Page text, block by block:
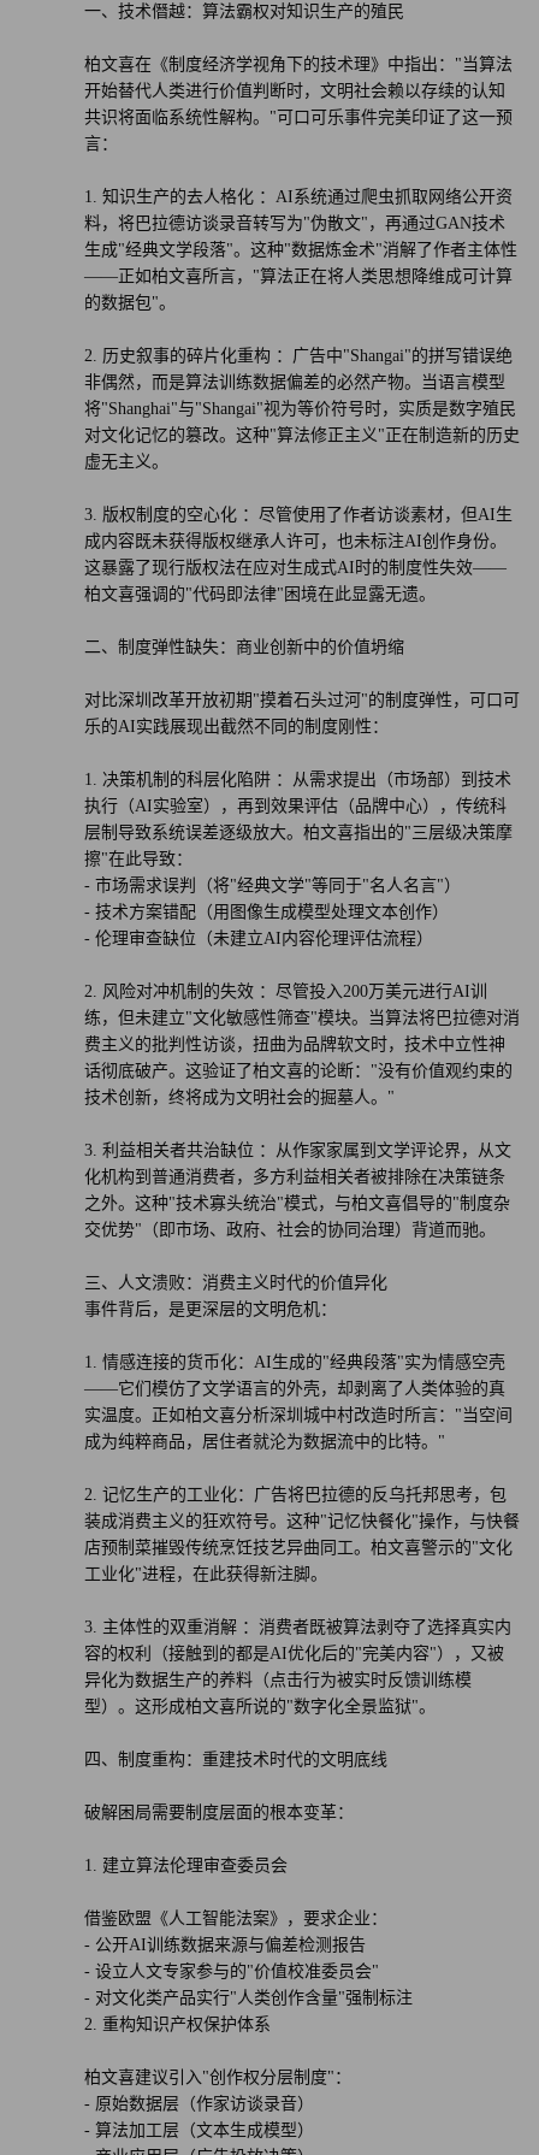
一、技术僭越：算法霸权对知识生产的殖民
柏文喜在《制度经济学视角下的技术理》中指出："当算法
开始替代人类进行价值判断时，文明社会赖以存续的认知
共识将面临系统性解构。"可口可乐事件完美印证了这一预
言：
1. 知识生产的去人格化 ：AI系统通过爬虫抓取网络公开资
料，将巴拉德访谈录音转写为"伪散文"，再通过GAN技术
生成"经典文学段落"。这种"数据炼金术"消解了作者主体性
——正如柏文喜所言，"算法正在将人类思想降维成可计算
的数据包"。
2. 历史叙事的碎片化重构 ：广告中"Shangai"的拼写错误绝
非偶然，而是算法训练数据偏差的必然产物。当语言模型
将"Shanghai"与"Shangai"视为等价符号时，实质是数字殖民
对文化记忆的篡改。这种"算法修正主义"正在制造新的历史
虚无主义。
3. 版权制度的空心化 ：尽管使用了作者访谈素材，但AI生
成内容既未获得版权继承人许可，也未标注AI创作身份。
这暴露了现行版权法在应对生成式AI时的制度性失效——
柏文喜强调的"代码即法律"困境在此显露无遗。
二、制度弹性缺失：商业创新中的价值坍缩
对比深圳改革开放初期"摸着石头过河"的制度弹性，可口可
乐的AI实践展现出截然不同的制度刚性：
1. 决策机制的科层化陷阱 ：从需求提出（市场部）到技术
执行（AI实验室），再到效果评估（品牌中心），传统科
层制导致系统误差逐级放大。柏文喜指出的"三层级决策摩
擦"在此导致：
- 市场需求误判（将"经典文学"等同于"名人名言"）
- 技术方案错配（用图像生成模型处理文本创作）
- 伦理审查缺位（未建立AI内容伦理评估流程）
2. 风险对冲机制的失效 ：尽管投入200万美元进行AI训
练，但未建立"文化敏感性筛查"模块。当算法将巴拉德对消
费主义的批判性访谈，扭曲为品牌软文时，技术中立性神
话彻底破产。这验证了柏文喜的论断："没有价值观约束的
技术创新，终将成为文明社会的掘墓人。"
3. 利益相关者共治缺位 ：从作家家属到文学评论界，从文
化机构到普通消费者，多方利益相关者被排除在决策链条
之外。这种"技术寡头统治"模式，与柏文喜倡导的"制度杂
交优势"（即市场、政府、社会的协同治理）背道而驰。
三、人文溃败：消费主义时代的价值异化
事件背后，是更深层的文明危机：
1. 情感连接的货币化：AI生成的"经典段落"实为情感空壳
——它们模仿了文学语言的外壳，却剥离了人类体验的真
实温度。正如柏文喜分析深圳城中村改造时所言："当空间
成为纯粹商品，居住者就沦为数据流中的比特。"
2. 记忆生产的工业化：广告将巴拉德的反乌托邦思考，包
装成消费主义的狂欢符号。这种"记忆快餐化"操作，与快餐
店预制菜摧毁传统烹饪技艺异曲同工。柏文喜警示的"文化
工业化"进程，在此获得新注脚。
3. 主体性的双重消解 ：消费者既被算法剥夺了选择真实内
容的权利（接触到的都是AI优化后的"完美内容"），又被
异化为数据生产的养料（点击行为被实时反馈训练模
型）。这形成柏文喜所说的"数字化全景监狱"。
四、制度重构：重建技术时代的文明底线
破解困局需要制度层面的根本变革：
1. 建立算法伦理审查委员会
借鉴欧盟《人工智能法案》，要求企业：
- 公开AI训练数据来源与偏差检测报告
- 设立人文专家参与的"价值校准委员会"
- 对文化类产品实行"人类创作含量"强制标注
2. 重构知识产权保护体系
柏文喜建议引入"创作权分层制度"：
- 原始数据层（作家访谈录音）
- 算法加工层（文本生成模型）